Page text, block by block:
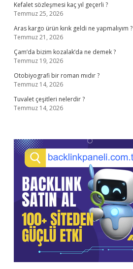
Kefalet sözleşmesi kaç yıl geçerli ?
Temmuz 25, 2026
Aras kargo ürün kırık geldi ne yapmalıyım ?
Temmuz 21, 2026
Çam’da bizim kozalak’da ne demek ?
Temmuz 19, 2026
Otobiyografi bir roman mıdır ?
Temmuz 14, 2026
Tuvalet çeşitleri nelerdir ?
Temmuz 14, 2026